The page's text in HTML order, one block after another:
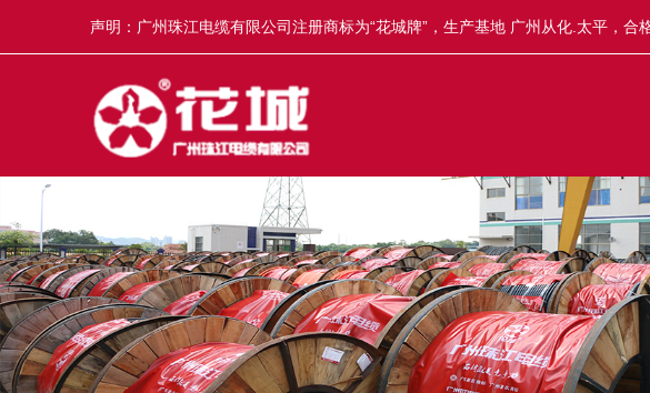
声明：广州珠江电缆有限公司注册商标为“花城牌”，生产基地 广州从化.太平，合
冒，举报奖5-50万元，举报电话13922335835。